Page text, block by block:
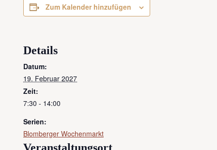
Zum Kalender hinzufügen
Details
Datum:
19. Februar 2027
Zeit:
7:30 - 14:00
Serien:
Blomberger Wochenmarkt